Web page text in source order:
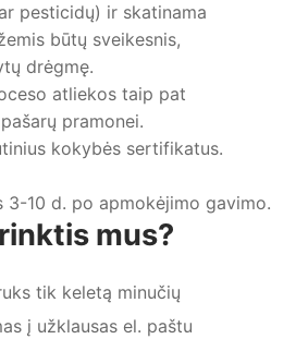
pesticidų) ir skatinama
būtų sveikesnis,
drėgmę.
atliekos taip pat
pramonei.
kokybės sertifikatus.
3-10 d. po apmokėjimo gavimo.
mus?
tik keletą minučių
į užklausas el. paštu